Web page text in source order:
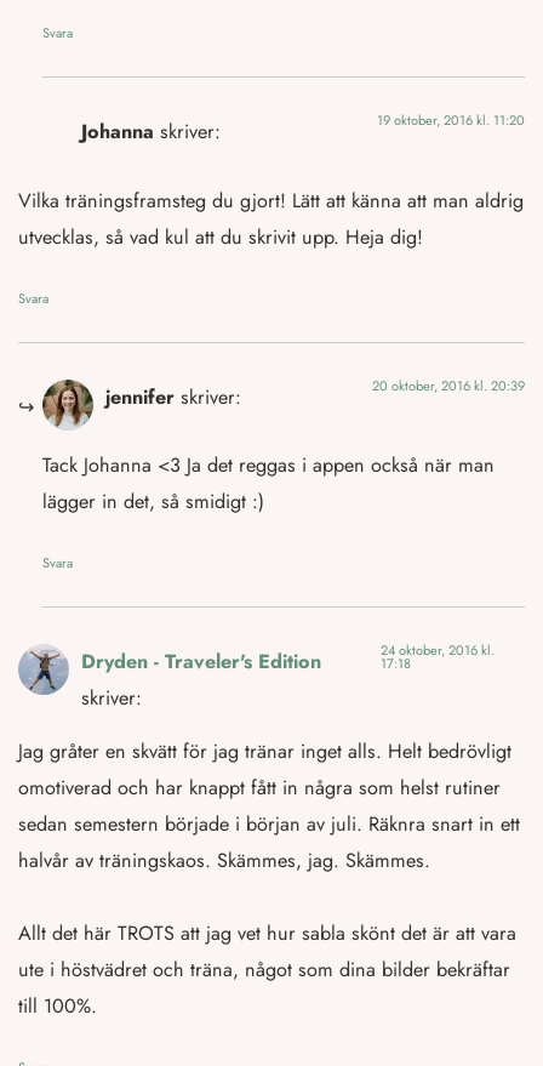
Svara
Johanna skriver: 19 oktober, 2016 kl. 11:20
Vilka träningsframsteg du gjort! Lätt att känna att man aldrig
utvecklas, så vad kul att du skrivit upp. Heja dig!
Svara
jennifer skriver: 20 oktober, 2016 kl. 20:39
Tack Johanna <3 Ja det reggas i appen också när man
lägger in det, så smidigt :)
Svara
Dryden - Traveler's Edition
skriver:
24 oktober, 2016 kl.
17:18
Jag gråter en skvätt för jag tränar inget alls. Helt bedrövligt
omotiverad och har knappt fått in några som helst rutiner
sedan semestern började i början av juli. Räknra snart in ett
halvår av träningskaos. Skämmes, jag. Skämmes.
Allt det här TROTS att jag vet hur sabla skönt det är att vara
ute i höstvädret och träna, något som dina bilder bekräftar
till 100%.